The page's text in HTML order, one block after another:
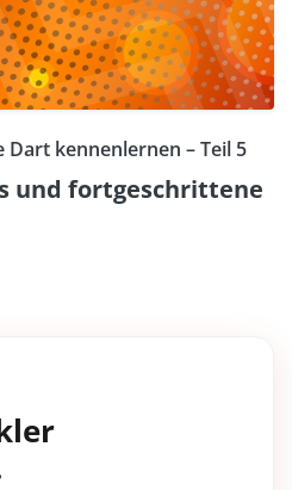
kennenlernen – Teil 5
und fortgeschrittene